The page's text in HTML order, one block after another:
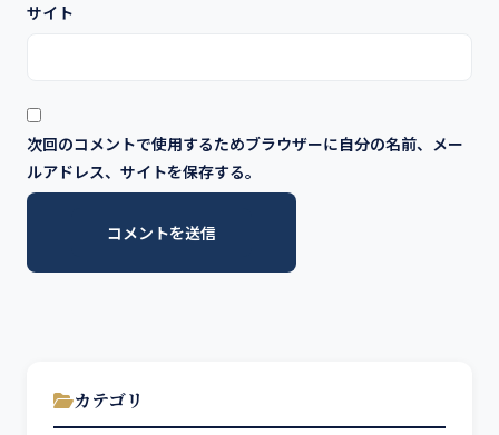
サイト
次回のコメントで使用するためブラウザーに自分の名前、メー
ルアドレス、サイトを保存する。
カテゴリ